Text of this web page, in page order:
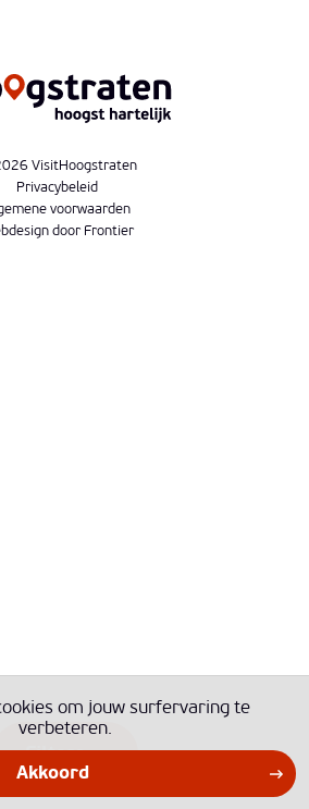
Filters
VisitHoogstraten
Privacybeleid
voorwaarden
door Frontier
om jouw surfervaring te
verbeteren.
Akkoord